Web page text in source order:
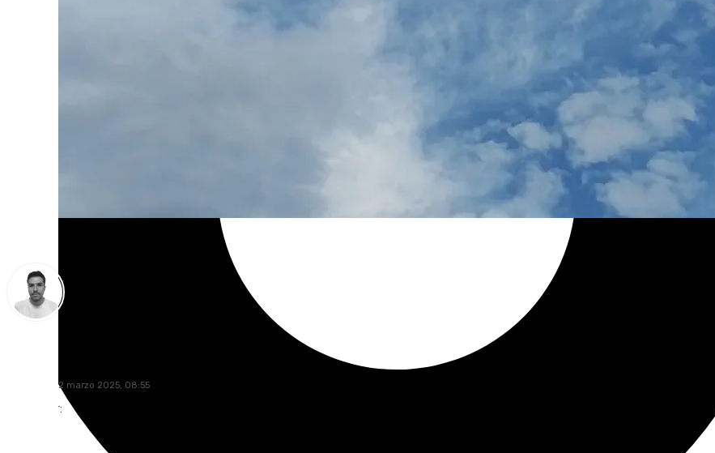
miércoles, 12 marzo 2025, 08:55
Compartir: